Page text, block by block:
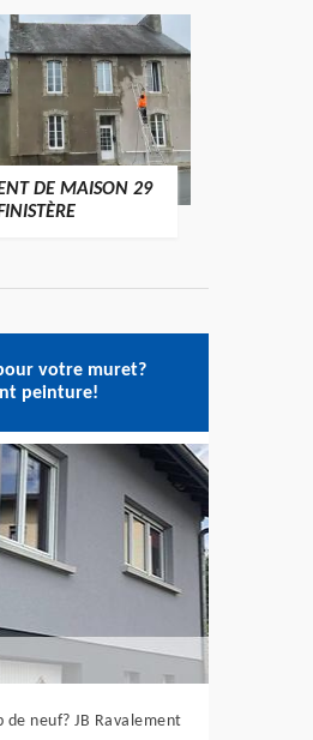
DE MAISON 29
votre muret?
peinture!
neuf? JB Ravalement